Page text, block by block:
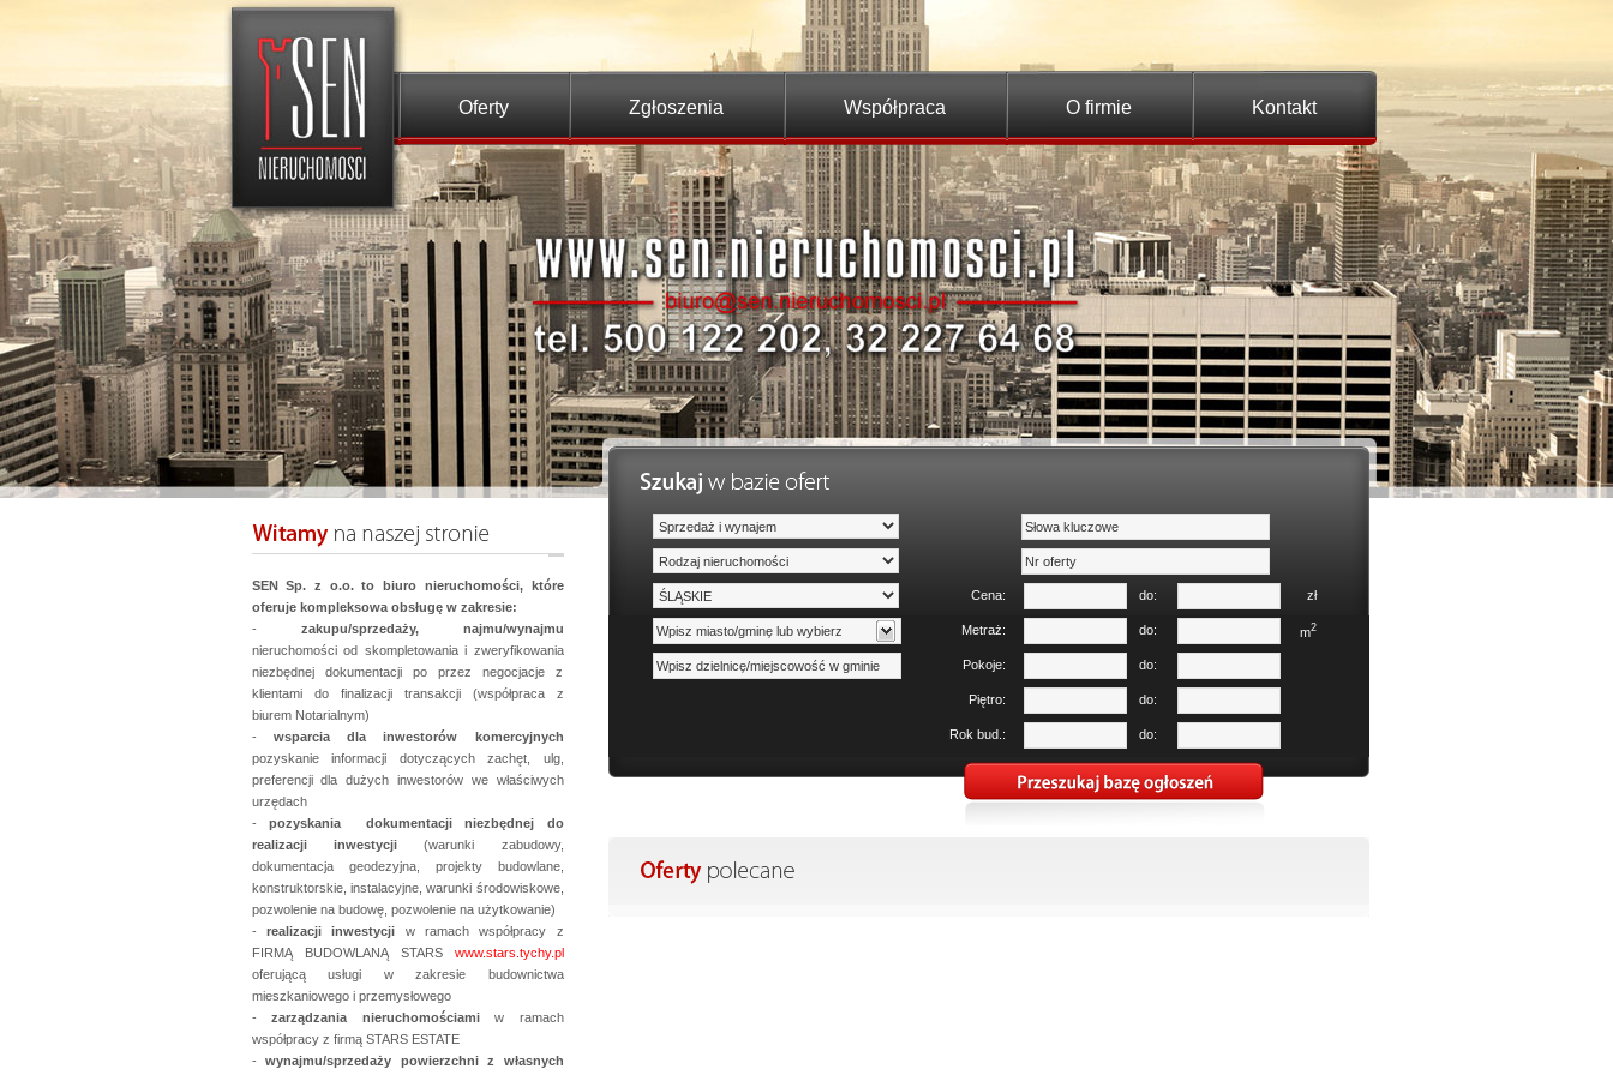
Oferty Zgłoszenia Współpraca O firmie Kontakt
Cena: do: zł
Metraż: do: m2
Pokoje: do:
Piętro: do:
Rok bud.: do:
SEN Sp. z o.o. to biuro nieruchomości, które
oferuje kompleksowa obsługę w zakresie:
- zakupu/sprzedaży, najmu/wynajmu
nieruchomości od skompletowania i zweryfikowania
niezbędnej dokumentacji po przez negocjacje z
klientami do finalizacji transakcji (współpraca z
biurem Notarialnym)
- wsparcia dla inwestorów komercyjnych
pozyskanie informacji dotyczących zachęt, ulg,
preferencji dla dużych inwestorów we właściwych
urzędach
- pozyskania dokumentacji niezbędnej do
realizacji inwestycji(warunki zabudowy,
dokumentacja geodezyjna, projekty budowlane,
konstruktorskie, instalacyjne, warunki środowiskowe,
pozwolenie na budowę, pozwolenie na użytkowanie)
- realizacji inwestycji w ramach współpracy z
FIRMĄ BUDOWLANĄ STARSwww.stars.tychy.pl
oferującą usługi w zakresie budownictwa
mieszkaniowego i przemysłowego
- zarządzania nieruchomościamiw ramach
współpracy z firmą STARS ESTATE
- wynajmu/sprzedaży powierzchni z własnych